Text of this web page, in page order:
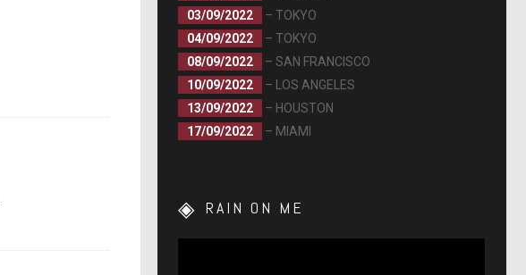
03/09/2022
– TOKYO
04/09/2022
– TOKYO
08/09/2022
– SAN FRANCISCO
10/09/2022
– LOS ANGELES
13/09/2022
– HOUSTON
17/09/2022
– MIAMI
RAIN ON ME